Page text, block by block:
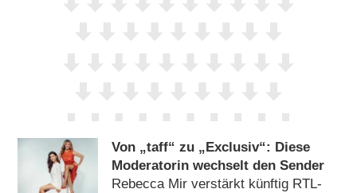
Von „taff“ zu „Exclusiv“: Diese
Moderatorin wechselt den Sender
Rebecca Mir verstärkt künftig RTL-